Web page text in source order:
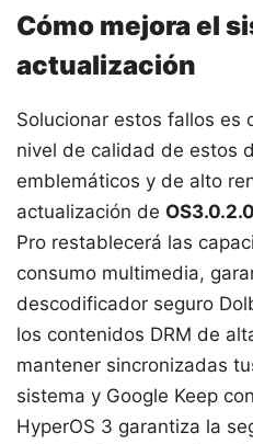
Cómo mejora el
actualización
Solucionar estos fallos es
nivel de calidad de estos
emblemáticos y de alto
actualización de
Pro restablecerá las
consumo multimedia,
descodificador seguro
los contenidos DRM de
mantener sincronizadas
sistema y Google Keep
HyperOS 3 garantiza la